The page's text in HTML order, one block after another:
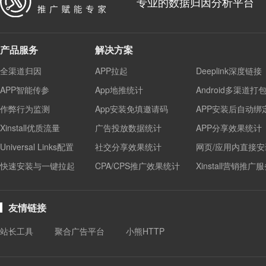
产品服务
全渠道归因
APP智能传参
作弊行为监测
Xinstall优质流量
Universal Links配置
快速安装与一键拉起
解决方案
APP拉起
Deeplink深度链接
App地推统计
Android多渠道打包
App安装免填邀请码
APP安装后自动绑
广告投放数据统计
APP分享效果统计
社交分享效果统计
网页/应用内直接
CPA/CPS推广效果统计
Xinstall营销推广
友情链接
站长工具 聚合广告平台 小熊HTTP